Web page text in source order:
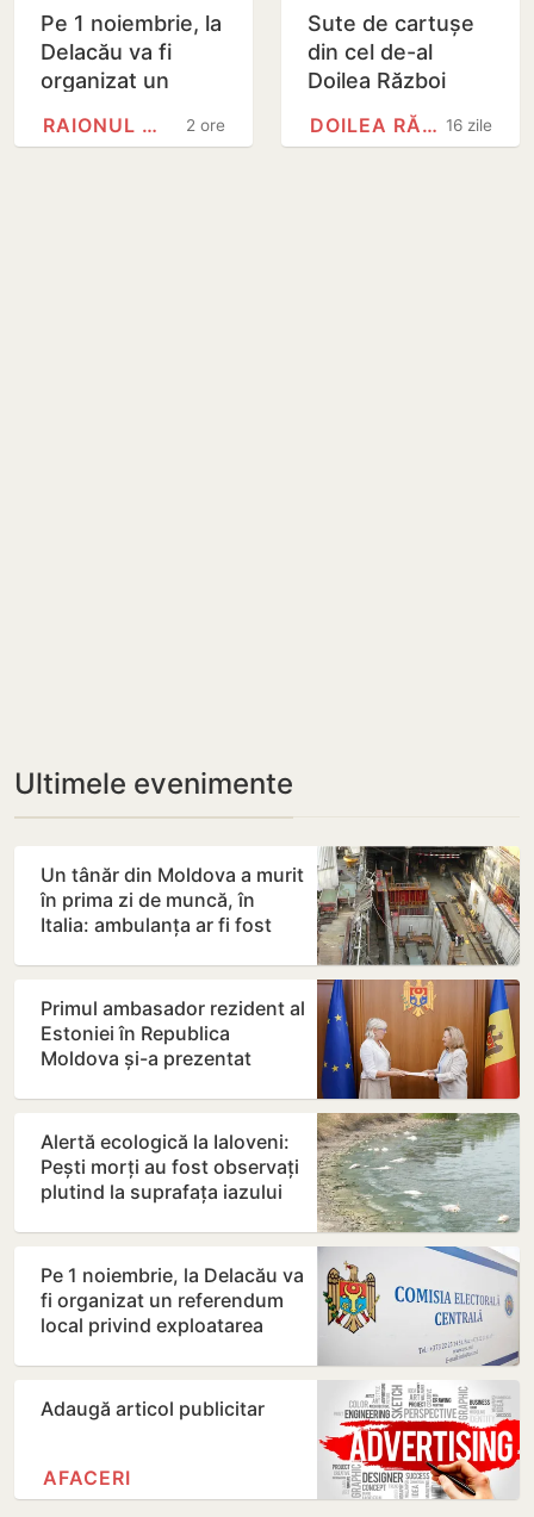
Pe 1 noiembrie, la
Delacău va fi
organizat un
privind
2 ore
RAIONUL ANENII NOI
Sute de cartușe
din cel de-al
Doilea Război
Mondial au fost
descoperite pe un
16 zile
DOILEA RĂZBOI MONDIAL
Ultimele evenimente
Un tânăr din Moldova a murit
în prima zi de muncă, în
Italia: ambulanța ar fi fost
Primul ambasador rezident al
Estoniei în Republica
Moldova și-a prezentat
Alertă ecologică la Ialoveni:
Pești morți au fost observați
plutind la suprafața iazului
Pe 1 noiembrie, la Delacău va
fi organizat un referendum
local privind exploatarea
Adaugă articol publicitar
AFACERI